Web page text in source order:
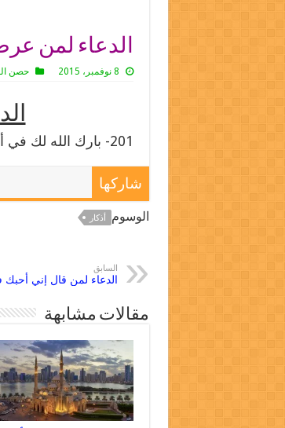
الدعاء لمن
8 نوفمبر، 2015 حصن
201- بارك الله لك في أهلك ومالك . 242
شاركها
الوسوم أذكار
السابق
الدعاء لمن قال إني أحبك
مقالات مشابهة
YouTube